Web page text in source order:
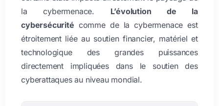
la cybermenace. L’évolution de la
cybersécurité comme de la cybermenace est
étroitement liée au soutien financier, matériel et
technologique des grandes puissances
directement impliquées dans le soutien des
cyberattaques au niveau mondial.